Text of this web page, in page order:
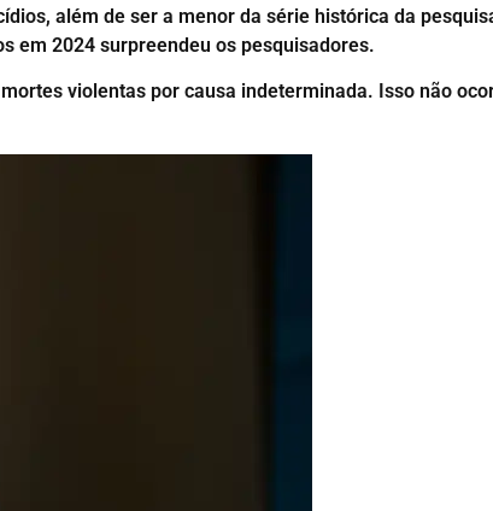
além de ser a menor da série histórica da
em 2024 surpreendeu os pesquisadores.
violentas por causa indeterminada. Isso não